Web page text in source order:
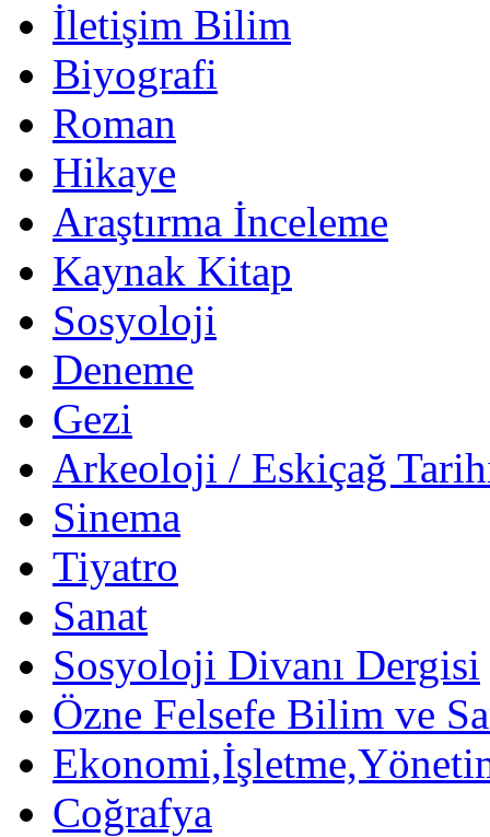
İletişim Bilim
Biyografi
Roman
Hikaye
Araştırma İnceleme
Kaynak Kitap
Sosyoloji
Deneme
Gezi
Arkeoloji / Eskiçağ
Sinema
Tiyatro
Sanat
Sosyoloji Divanı Dergisi
Özne Felsefe Bilim ve
Coğrafya